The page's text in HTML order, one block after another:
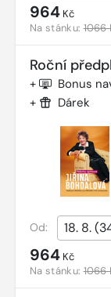
964 Kč
Na stánku:1066
Roční
+ Bonus
+ Dárek
Od:
964 Kč
Na stánku:1066